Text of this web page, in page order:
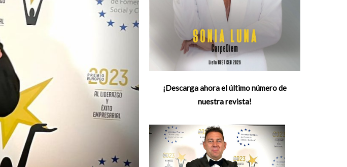
¡Descarga ahora el último número de
nuestra revista!